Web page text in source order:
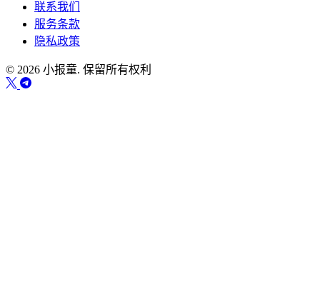
联系我们
服务条款
隐私政策
© 2026 小报童. 保留所有权利